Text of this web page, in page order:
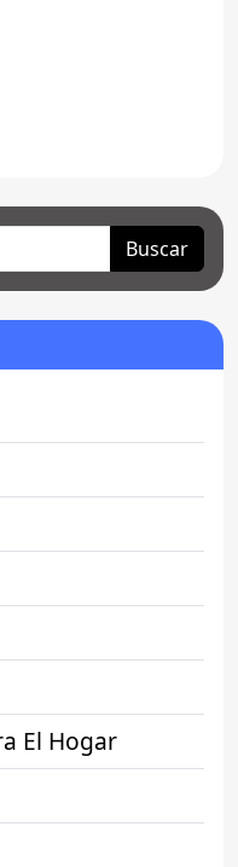
Buscar
El Hogar